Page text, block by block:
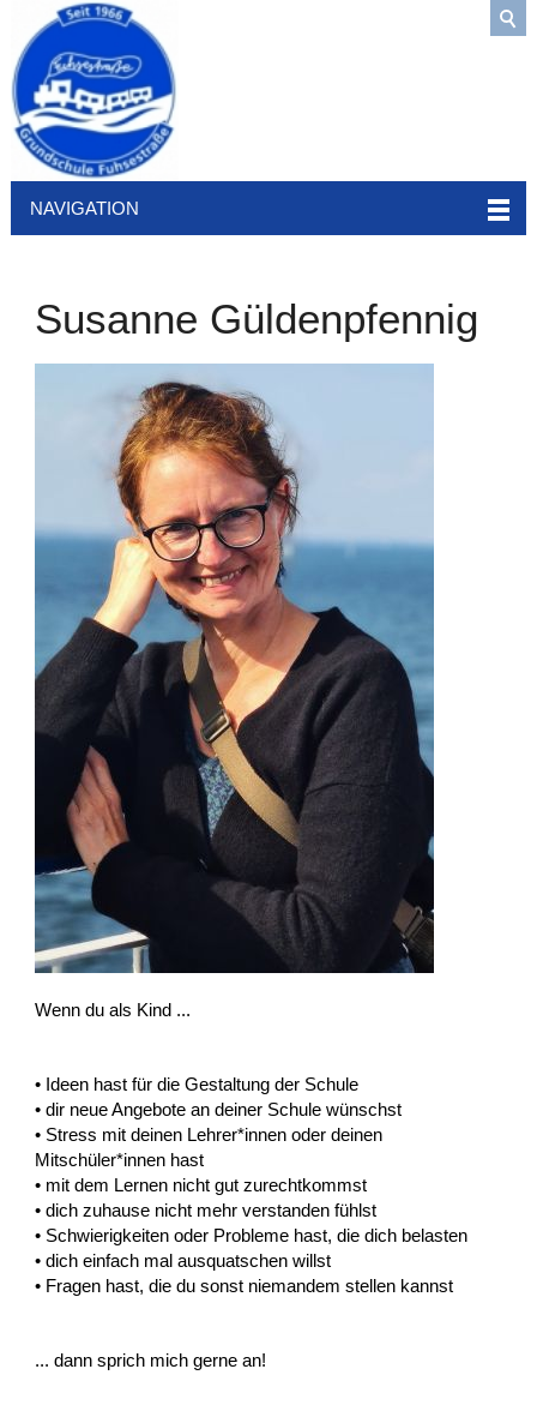
NAVIGATION
Susanne Güldenpfennig
Wenn du als Kind ...
• Ideen hast für die Gestaltung der Schule
• dir neue Angebote an deiner Schule wünschst
• Stress mit deinen Lehrer*innen oder deinen
Mitschüler*innen hast
• mit dem Lernen nicht gut zurechtkommst
• dich zuhause nicht mehr verstanden fühlst
• Schwierigkeiten oder Probleme hast, die dich belasten
• dich einfach mal ausquatschen willst
• Fragen hast, die du sonst niemandem stellen kannst
... dann sprich mich gerne an!